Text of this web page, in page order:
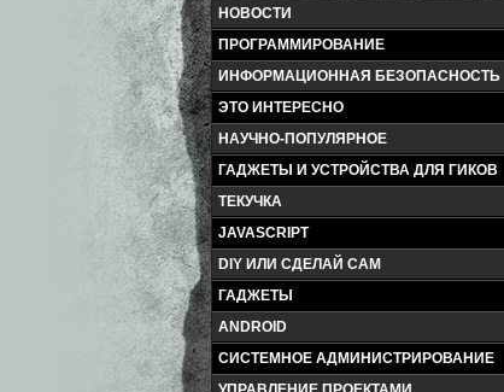
НОВОСТИ
ПРОГРАММИРОВАНИЕ
ИНФОРМАЦИОННАЯ БЕЗОПАСНОСТЬ
ЭТО ИНТЕРЕСНО
НАУЧНО-ПОПУЛЯРНОЕ
ГАДЖЕТЫ И УСТРОЙСТВА ДЛЯ ГИКОВ
ТЕКУЧКА
JAVASCRIPT
DIY ИЛИ СДЕЛАЙ САМ
ГАДЖЕТЫ
ANDROID
СИСТЕМНОЕ АДМИНИСТРИРОВАНИЕ